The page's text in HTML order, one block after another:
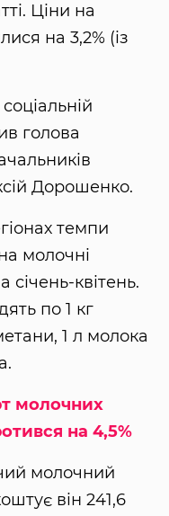
Ціни на
на 3,2% (із
голова
Дорошенко.
темпи
молочні
січень-квітень.
по 1 кг
1 л молока
молочних
на 4,5%
молочний
він 241,6